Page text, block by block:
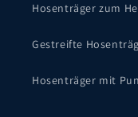
Hosenträger zum
Gestreifte
Hosenträger mit